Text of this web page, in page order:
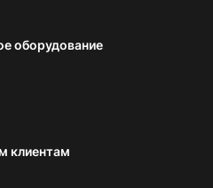
оборудование
клиентам